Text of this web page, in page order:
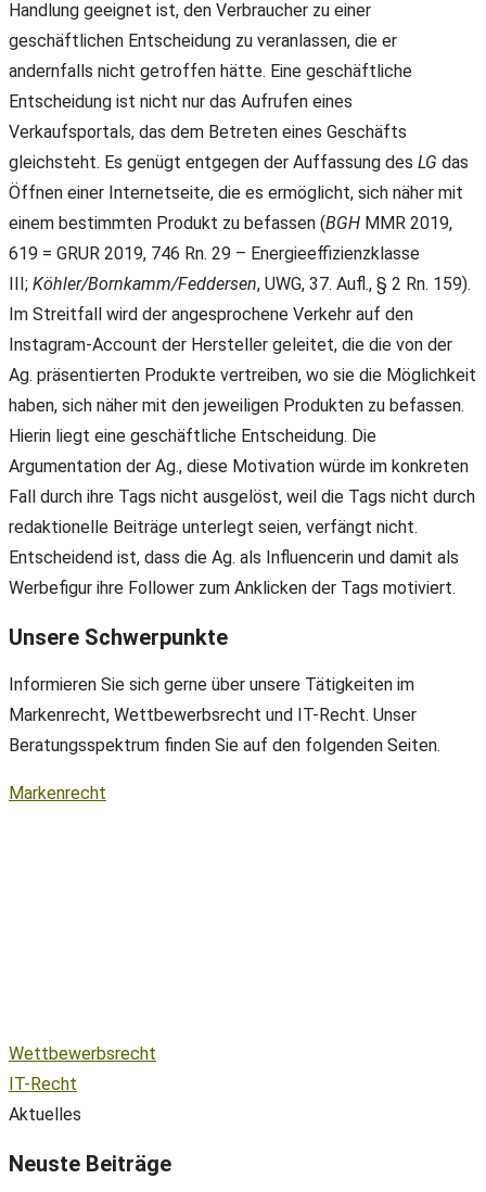
Handlung geeignet ist, den Verbraucher zu einer
geschäftlichen Entscheidung zu veranlassen, die er
andernfalls nicht getroffen hätte. Eine geschäftliche
Entscheidung ist nicht nur das Aufrufen eines
Verkaufsportals, das dem Betreten eines Geschäfts
gleichsteht. Es genügt entgegen der Auffassung des LG das
Öffnen einer Internetseite, die es ermöglicht, sich näher mit
einem bestimmten Produkt zu befassen (BGH MMR 2019,
619 = GRUR 2019, 746 Rn. 29 – Energieeffizienzklasse
III; Köhler/Bornkamm/Feddersen, UWG, 37. Aufl., § 2 Rn. 159).
Im Streitfall wird der angesprochene Verkehr auf den
Instagram-Account der Hersteller geleitet, die die von der
Ag. präsentierten Produkte vertreiben, wo sie die Möglichkeit
haben, sich näher mit den jeweiligen Produkten zu befassen.
Hierin liegt eine geschäftliche Entscheidung. Die
Argumentation der Ag., diese Motivation würde im konkreten
Fall durch ihre Tags nicht ausgelöst, weil die Tags nicht durch
redaktionelle Beiträge unterlegt seien, verfängt nicht.
Entscheidend ist, dass die Ag. als Influencerin und damit als
Werbefigur ihre Follower zum Anklicken der Tags motiviert.
Unsere Schwerpunkte
Informieren Sie sich gerne über unsere Tätigkeiten im
Markenrecht, Wettbewerbsrecht und IT-Recht. Unser
Beratungsspektrum finden Sie auf den folgenden Seiten.
Markenrecht
Wettbewerbsrecht
IT-Recht
Aktuelles
Neuste Beiträge